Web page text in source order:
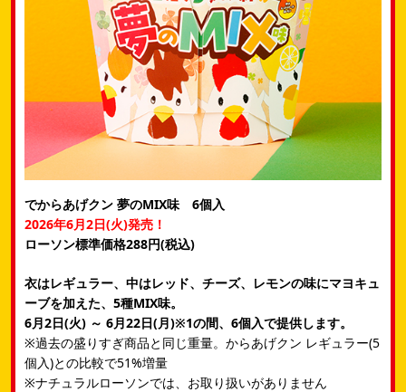
でからあげクン 夢のMIX味 6個入
2026年6月2日(火)発売！
ローソン標準価格288円(税込)
衣はレギュラー、中はレッド、チーズ、レモンの味にマヨキュ
ーブを加えた、5種MIX味。
6月2日(火) ～ 6月22日(月)※1の間、6個入で提供します。
※過去の盛りすぎ商品と同じ重量。からあげクン レギュラー(5
個入)との比較で51%増量
※ナチュラルローソンでは、お取り扱いがありません